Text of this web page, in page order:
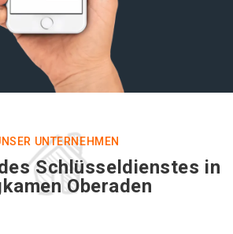
UNTERNEHMEN
Schlüsseldienstes in
Oberaden